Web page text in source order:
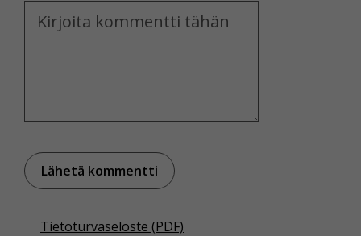
Kommentti
Tietoturvaseloste (PDF)